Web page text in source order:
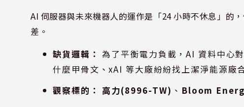
AI 伺服器與未來機器人的運作是「24 小時不休息」的
差。
缺貨邏輯： 為了平衡電力負載，AI 資料中心
什麼甲骨文、xAI 等大廠紛紛找上潔淨能源廠
觀察標的： 高力(8996-TW) 、 Bloom